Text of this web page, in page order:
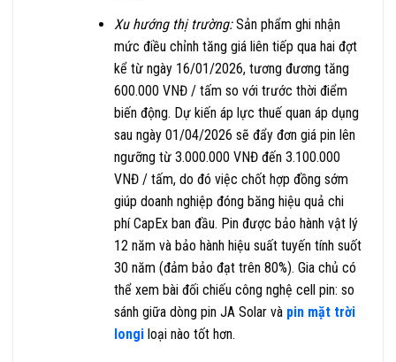
Xu hướng thị trường:Sản phẩm ghi nhận
mức điều chỉnh tăng giá liên tiếp qua hai đợt
kể từ ngày 16/01/2026, tương đương tăng
600.000 VNĐ / tấm so với trước thời điểm
biến động. Dự kiến áp lực thuế quan áp dụng
sau ngày 01/04/2026 sẽ đẩy đơn giá pin lên
ngưỡng từ 3.000.000 VNĐ đến 3.100.000
VNĐ / tấm, do đó việc chốt hợp đồng sớm
giúp doanh nghiệp đóng băng hiệu quả chi
phí CapEx ban đầu. Pin được bảo hành vật lý
12 năm và bảo hành hiệu suất tuyến tính suốt
30 năm (đảm bảo đạt trên 80%). Gia chủ có
thể xem bài đối chiếu công nghệ cell pin: so
sánh giữa dòng pin JA Solar và pin mặt trời
longiloại nào tốt hơn.